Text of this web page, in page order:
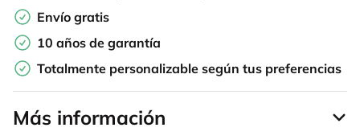
Envío gratis
10 años de garantía
Totalmente personalizable según tus preferencias
Más información